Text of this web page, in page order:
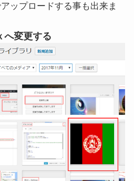
ップロードする事も出来ま
へ変更する